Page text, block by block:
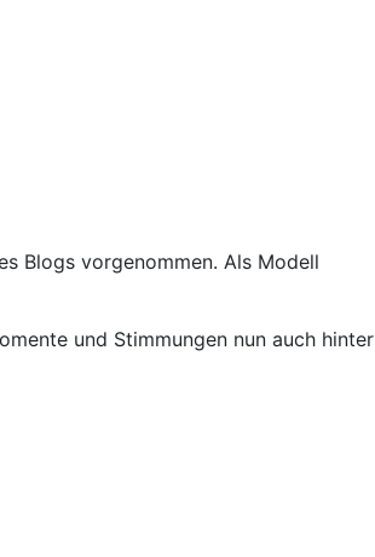
Blogs vorgenommen. Als Modell
und Stimmungen nun auch hinter